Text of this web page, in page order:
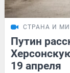
СТРАНА И
Путин
19 апреля